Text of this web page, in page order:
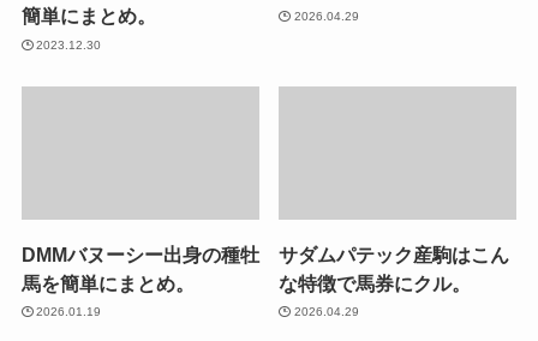
簡単にまとめ。
2023.12.30
2026.04.29
DMMバヌーシー出身の種牡
馬を簡単にまとめ。
2026.01.19
サダムパテック産駒はこん
な特徴で馬券にクル。
2026.04.29